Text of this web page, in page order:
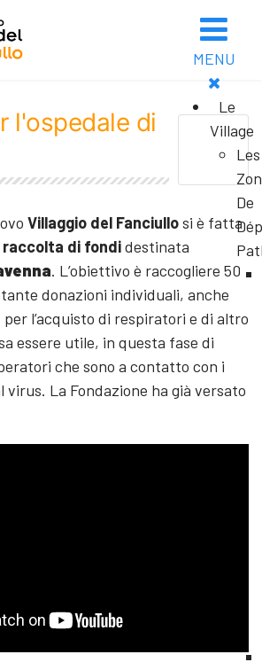
MENU
Le
Village
Les
De
l'ospedale di
Villaggio del Fanciullosi è fatta
raccolta di fondidestinata
. L’obiettivo è raccogliere 50
donazioni individuali, anche
l’acquisto di respiratori e di altro
essere utile, in questa fase di
che sono a contatto con i
La Fondazione ha già versato